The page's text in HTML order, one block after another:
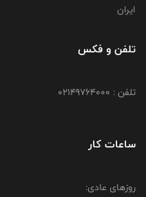
ایران
تلفن و فکس
تلفن : 02149764000
ساعات کار
روزهای عادی: